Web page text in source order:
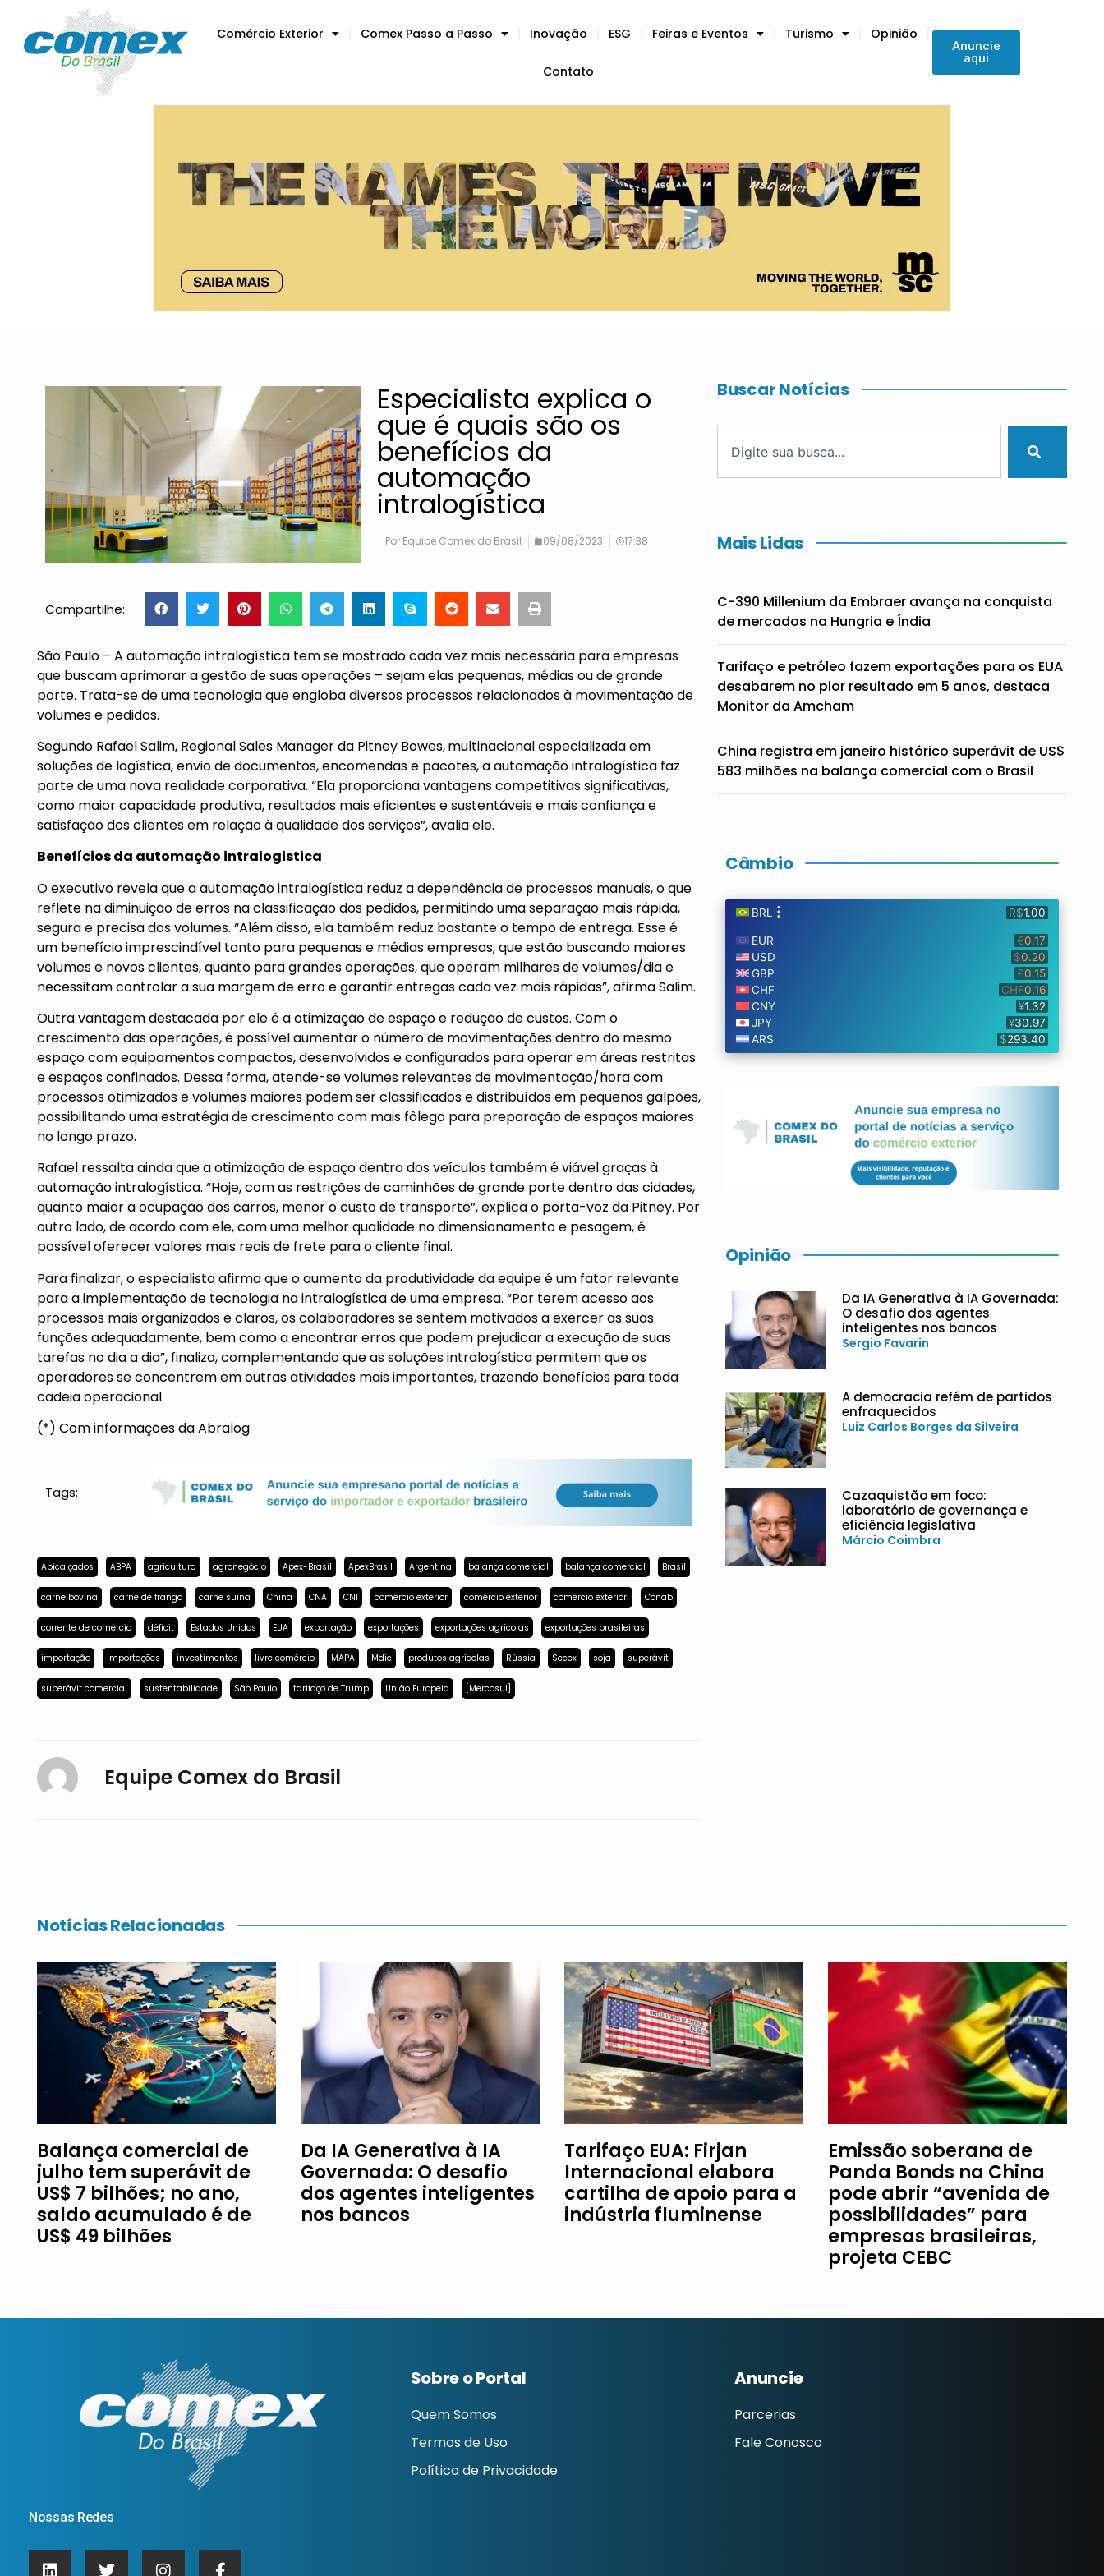
Comércio Exterior Comex Passo a Passo Inovação ESG Feiras e Eventos Turismo Opinião
Contato
Anuncie
aqui
Especialista explica o
que é quais são os
benefícios da
automação
intralogística
Por Equipe Comex do Brasil 09/08/2023 17:38
Compartilhe:
São Paulo – A automação intralogística tem se mostrado cada vez mais necessária para empresas
que buscam aprimorar a gestão de suas operações – sejam elas pequenas, médias ou de grande
porte. Trata-se de uma tecnologia que engloba diversos processos relacionados à movimentação de
volumes e pedidos.
Segundo Rafael Salim, Regional Sales Manager da Pitney Bowes,multinacional especializada em
soluções de logística, envio de documentos, encomendas e pacotes, a automação intralogística faz
parte de uma nova realidade corporativa. “Ela proporciona vantagens competitivas significativas,
como maior capacidade produtiva, resultados mais eficientes e sustentáveis e mais confiança e
satisfação dos clientes em relação à qualidade dos serviços”, avalia ele.
Benefícios da automação intralogistica
O executivo revela que a automação intralogística reduz a dependência de processos manuais, o que
reflete na diminuição de erros na classificação dos pedidos, permitindo uma separação mais rápida,
segura e precisa dos volumes. “Além disso, ela também reduz bastante o tempo de entrega. Esse é
um benefício imprescindível tanto para pequenas e médias empresas, que estão buscando maiores
volumes e novos clientes, quanto para grandes operações, que operam milhares de volumes/dia e
necessitam controlar a sua margem de erro e garantir entregas cada vez mais rápidas”, afirma Salim.
Outra vantagem destacada por ele é a otimização de espaço e redução de custos. Com o
crescimento das operações, é possível aumentar o número de movimentações dentro do mesmo
espaço com equipamentos compactos, desenvolvidos e configurados para operar em áreas restritas
e espaços confinados. Dessa forma, atende-se volumes relevantes de movimentação/hora com
processos otimizados e volumes maiores podem ser classificados e distribuídos em pequenos galpões,
possibilitando uma estratégia de crescimento com mais fôlego para preparação de espaços maiores
no longo prazo.
Rafael ressalta ainda que a otimização de espaço dentro dos veículos também é viável graças à
automação intralogística. “Hoje, com as restrições de caminhões de grande porte dentro das cidades,
quanto maior a ocupação dos carros, menor o custo de transporte”, explica o porta-voz da Pitney. Por
outro lado, de acordo com ele, com uma melhor qualidade no dimensionamento e pesagem, é
possível oferecer valores mais reais de frete para o cliente final.
Para finalizar, o especialista afirma que o aumento da produtividade da equipe é um fator relevante
para a implementação de tecnologia na intralogística de uma empresa. “Por terem acesso aos
processos mais organizados e claros, os colaboradores se sentem motivados a exercer as suas
funções adequadamente, bem como a encontrar erros que podem prejudicar a execução de suas
tarefas no dia a dia”, finaliza, complementando que as soluções intralogística permitem que os
operadores se concentrem em outras atividades mais importantes, trazendo benefícios para toda
cadeia operacional.
(*) Com informações da Abralog
Tags:
Abicalçados ABPA agricultura agronegócio Apex-Brasil ApexBrasil Argentina balança comercial balança comercial Brasil
carne bovina carne de frango carne suína China CNA CNI comércio exterior comércio exterior comércio exterior. Conab
corrente de comércio déficit Estados Unidos EUA exportação exportações exportações agrícolas exportações brasileiras
importação importações investimentos livre comércio MAPA Mdic produtos agrícolas Rússia Secex soja superávit
superávit comercial sustentabilidade São Paulo tarifaço de Trump União Europeia [Mercosul]
Equipe Comex do Brasil
Buscar Notícias
Mais Lidas
C-390 Millenium da Embraer avança na conquista
de mercados na Hungria e Índia
Tarifaço e petróleo fazem exportações para os EUA
desabarem no pior resultado em 5 anos, destaca
Monitor da Amcham
China registra em janeiro histórico superávit de US$
583 milhões na balança comercial com o Brasil
Câmbio
Opinião
Da IA Generativa à IA Governada:
O desafio dos agentes
inteligentes nos bancos
Sergio Favarin
A democracia refém de partidos
enfraquecidos
Luiz Carlos Borges da Silveira
Cazaquistão em foco:
laboratório de governança e
eficiência legislativa
Márcio Coimbra
Notícias Relacionadas
Balança comercial de
julho tem superávit de
US$ 7 bilhões; no ano,
saldo acumulado é de
US$ 49 bilhões
Da IA Generativa à IA
Governada: O desafio
dos agentes inteligentes
nos bancos
Tarifaço EUA: Firjan
Internacional elabora
cartilha de apoio para a
indústria fluminense
Emissão soberana de
Panda Bonds na China
pode abrir “avenida de
possibilidades” para
empresas brasileiras,
projeta CEBC
Nossas Redes
Sobre o Portal
Quem Somos
Termos de Uso
Política de Privacidade
Anuncie
Parcerias
Fale Conosco